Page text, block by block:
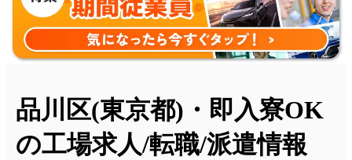
品川区(東京都)・即入寮OK
の工場求人/転職/派遣情報